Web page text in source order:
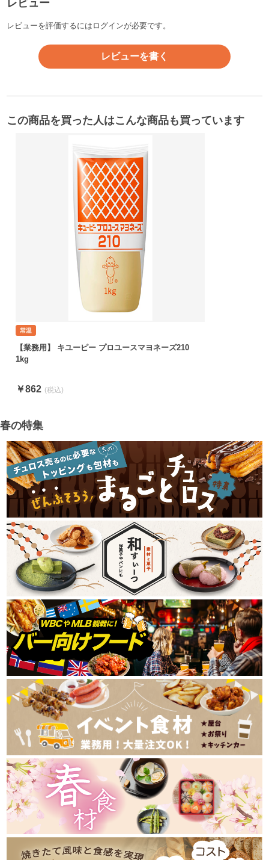
レビュー
レビューを評価するには ログインが必要です。
レビューを書く
この商品を買った人はこんな商品も買っています
【業務用】 キユーピー プロユースマヨネーズ210
1kg
￥862
春の特集